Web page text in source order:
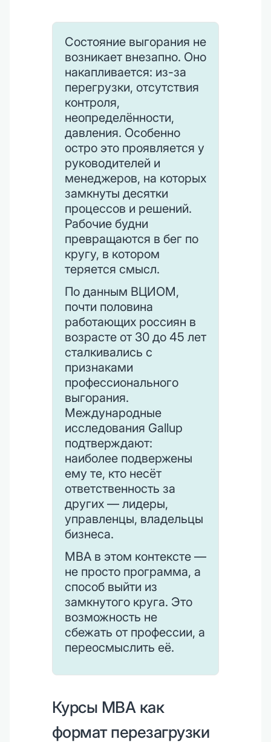
Состояние выгорания не
возникает внезапно. Оно
накапливается: из-за
перегрузки, отсутствия
контроля,
неопределённости,
давления. Особенно
остро это проявляется у
руководителей и
менеджеров, на которых
замкнуты десятки
процессов и решений.
Рабочие будни
превращаются в бег по
кругу, в котором
теряется смысл.
По данным ВЦИОМ,
почти половина
работающих россиян в
возрасте от 30 до 45 лет
сталкивались с
признаками
профессионального
выгорания.
Международные
исследования Gallup
подтверждают:
наиболее подвержены
ему те, кто несёт
ответственность за
других — лидеры,
управленцы, владельцы
бизнеса.
MBA в этом контексте —
не просто программа, а
способ выйти из
замкнутого круга. Это
возможность не
сбежать от профессии, а
переосмыслить её.
Курсы MBA как
формат перезагрузки